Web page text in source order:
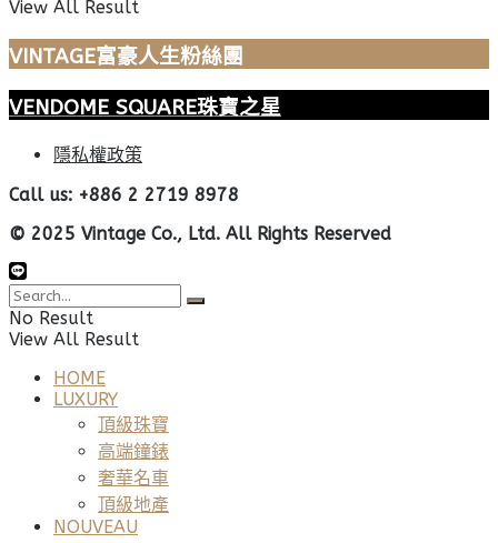
View All Result
VINTAGE富豪人生粉絲團
VENDOME SQUARE珠寶之星
隱私權政策
Call us: +886 2 2719 8978
© 2025 Vintage Co., Ltd. All Rights Reserved
No Result
View All Result
HOME
LUXURY
頂級珠寶
高端鐘錶
奢華名車
頂級地產
NOUVEAU